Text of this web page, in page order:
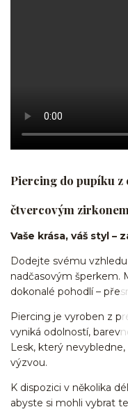
Piercing do pupíku
čtvercovým
Vaše krása, váš styl –
Dodejte svému
nadčasovým šperkem.
dokonalé pohodlí –
Piercing je vyroben z
vyniká odolností,
Lesk, který
výzvou.
K dispozici v několika
abyste si mohli vybrat